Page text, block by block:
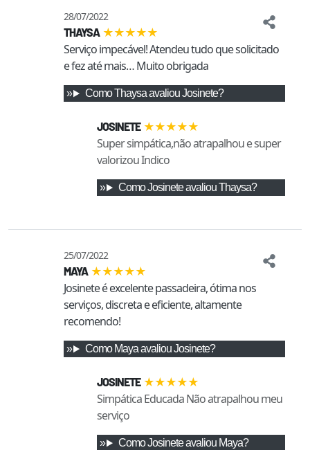
28/07/2022
THAYSA ★★★★★
Serviço impecável! Atendeu tudo que solicitado
e fez até mais… Muito obrigada
ComoThaysaavaliouJosinete?
JOSINETE ★★★★★
Super simpática,não atrapalhou e super
valorizou Indico
ComoJosineteavaliouThaysa?
25/07/2022
MAYA ★★★★★
Josinete é excelente passadeira, ótima nos
serviços, discreta e eficiente, altamente
recomendo!
Como MayaavaliouJosinete?
JOSINETE ★★★★★
Simpática Educada Não atrapalhou meu
serviço
ComoJosineteavaliou Maya?